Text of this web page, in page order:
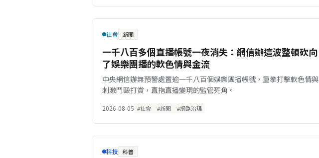
社會 新聞
一千八百多個直播帳號一夜消失：網信辦這波整頓砍向
了娛樂團播的軟色情與金流
中央網信辦無預警處置逾一千八百個娛樂團播帳號，重拳打擊軟色情與
刺激鬥毆打賞，直指直播變現的監管死角。
2026-08-05 #社會 #新聞 #網路治理
科技 科普